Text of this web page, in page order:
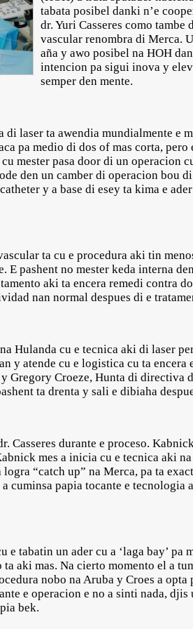
tabata posibel danki n’e
dr. Yuri Casseres como
vascular renombra di Merca.
aña y awo posibel na HOH
intencion pa sigui inova y
semper den mente.
di laser ta awendia mundialmente e
pa medio di dos of mas corta,
mester pasa door di un operacion
den un camber di operacion bou
y a base di esey ta kima e
ta cu e procedura aki tin
E pashent no mester keda interna
aki ta encera remedi contra
nan normal despues di e
Hulanda cu e tecnica aki di laser
y atende cu e logistica cu ta encera
Gregory Croeze, Hunta di directiva
ta drenta y sali e dibiaha
Casseres durante e proceso.
mes a inicia cu e tecnica aki
“catch up” na Merca, pa ta
cuminsa papia tocante e tecnologia
e tabatin un ader cu a ‘laga bay’
aki mas. Na cierto momento el a
nobo na Aruba y Croes a
e operacion e no a sinti nada,
bek.